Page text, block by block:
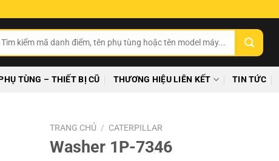
TÙNG – THIẾT BỊ CŨ THƯƠNG HIỆU LIÊN KẾT TIN TỨC
TRANG CHỦ / CATERPILLAR
Washer 1P-7346